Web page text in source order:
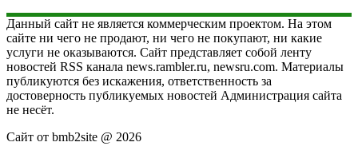
Данный сайт не является коммерческим проектом. На этом
сайте ни чего не продают, ни чего не покупают, ни какие
услуги не оказываются. Сайт представляет собой ленту
новостей RSS канала news.rambler.ru, newsru.com. Материалы
публикуются без искажения, ответственность за
достоверность публикуемых новостей Администрация сайта
не несёт.
Сайт от bmb2site @ 2026